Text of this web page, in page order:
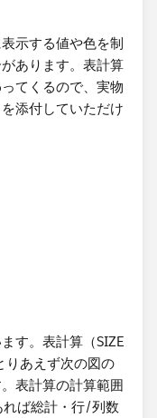
示する値や色を制
あります。表計算
てくるので、実物
添付していただけ
す。表計算（SIZE
りあえず次の図の
表計算の計算範囲
ば総計・行/列数